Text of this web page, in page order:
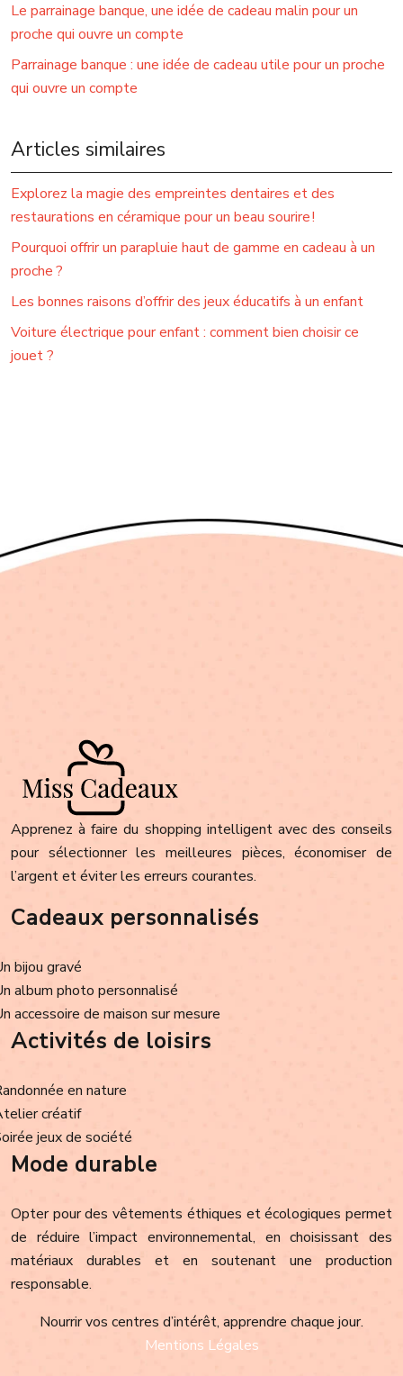
Le parrainage banque, une idée de cadeau malin pour un
proche qui ouvre un compte
Parrainage banque : une idée de cadeau utile pour un proche
qui ouvre un compte
Articles similaires
Explorez la magie des empreintes dentaires et des
restaurations en céramique pour un beau sourire !
Pourquoi offrir un parapluie haut de gamme en cadeau à un
proche ?
Les bonnes raisons d’offrir des jeux éducatifs à un enfant
Voiture électrique pour enfant : comment bien choisir ce
jouet ?
Apprenez à faire du shopping intelligent avec des conseils
pour sélectionner les meilleures pièces, économiser de
l’argent et éviter les erreurs courantes.
Cadeaux personnalisés
bijou gravé
album photo personnalisé
accessoire de maison sur mesure
Activités de loisirs
en nature
créatif
jeux de société
Mode durable
Opter pour des vêtements éthiques et écologiques permet
de réduire l’impact environnemental, en choisissant des
matériaux durables et en soutenant une production
responsable.
Nourrir vos centres d’intérêt, apprendre chaque jour.
Mentions Légales